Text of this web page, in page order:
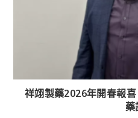
祥翊製藥2026年開春報
藥